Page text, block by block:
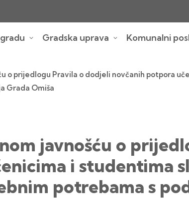
Gradska uprava Komunalni
o prijedlogu Pravila o dodjeli novčanih potpora
Grada Omiša
javnošću o
i studentima
potrebama s